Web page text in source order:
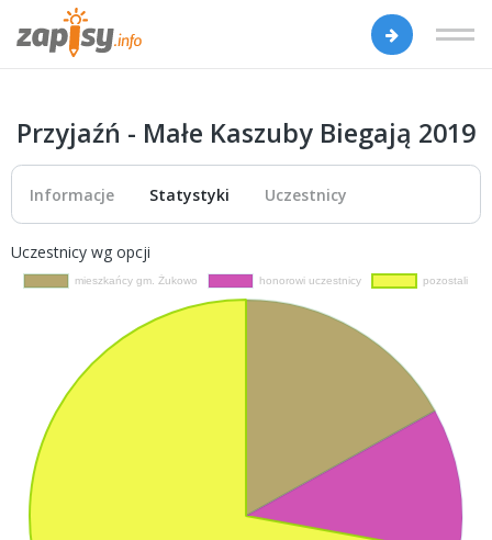
Przyjaźń - Małe Kaszuby Biegają 2019
Informacje Statystyki Uczestnicy
Uczestnicy wg opcji